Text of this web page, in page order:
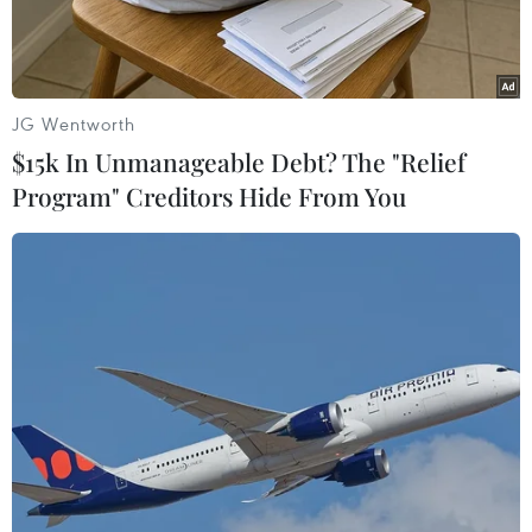
Ngoại trưởng Mỹ Antony Blinken. (Ảnh: AFP/TTXVN)
Bộ Ngoại giao Mỹ ngày 29/7 thông báo Ngoại
trưởng nước này, ông Antony Blinken, sẽ tới
Campuchia tham dự hội nghị Bộ trưởng Ngoại
giao Hiệp hội các quốc gia Đông Nam Á
JG Wentworth
$15k In Unmanageable Debt? The "Relief
Program" Creditors Hide From You